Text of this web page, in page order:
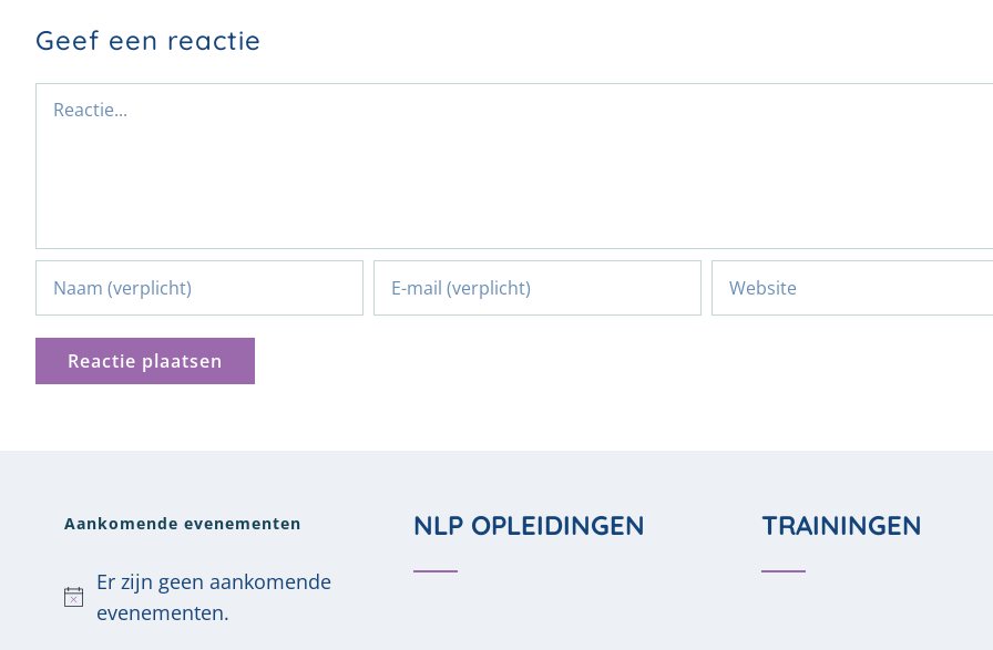
Geef een reactie
Reactie
Aankomende evenementen
Bericht
Er zijn geen aankomende
evenementen.
NLP OPLEIDINGEN TRAININGEN